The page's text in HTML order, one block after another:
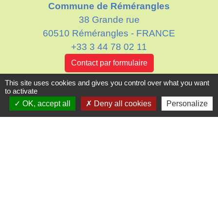
Commune de Rémérangles
38 Grande rue
60510 Rémérangles - FRANCE
+33 3 44 78 02 11
Contact par formulaire
Horaires d'ouverture au public
Le mardi : de 16h00 à 18h30
Le jeudi : de 11h30 à 12h30
This site uses cookies and gives you control over what you want
to activate
OK, accept all
Deny all cookies Personalize